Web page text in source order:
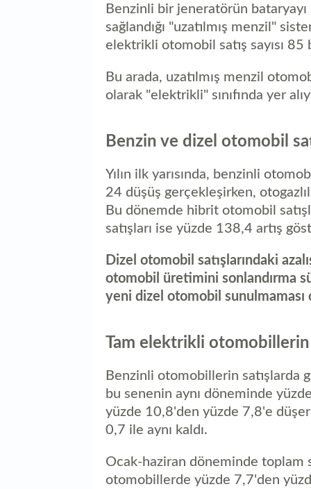
Benzinli bir jeneratörün
sağlandığı "uzatılmış menzil"
elektrikli otomobil satış sayısı
Bu arada, uzatılmış menzil
olarak "elektrikli" sınıfında yer
Benzin ve dizel otomobil
Yılın ilk yarısında, benzinli
24 düşüş gerçekleşirken,
Bu dönemde hibrit otomobil
satışları ise yüzde 138,4 artış
Dizel otomobil satışlarındaki
otomobil üretimini sonlandırma
yeni dizel otomobil
Tam elektrikli otomobillerin
Benzinli otomobillerin satışlarda
bu senenin aynı döneminde
yüzde 10,8'den yüzde 7,8'e
0,7 ile aynı kaldı.
Ocak-haziran döneminde toplam
otomobillerde yüzde 7,7'den